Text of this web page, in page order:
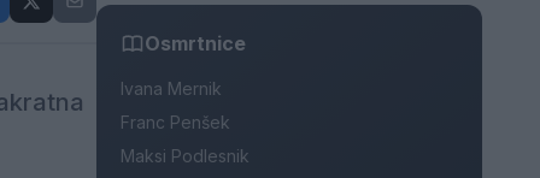
Osmrtnice
Ivana Mernik
Franc Penšek
Maksi Podlesnik